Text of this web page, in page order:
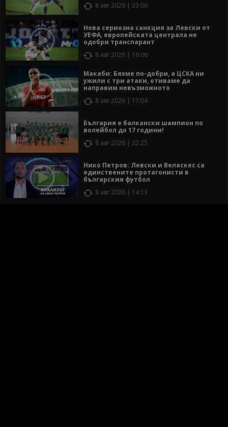
8 авг 2026 | 23:06
Нова сериозна санкция за Левски от
УЕФА, европейската централа не
одобри транспарант
8 авг 2026 | 16:06
Макаби: Бяхме по-добри, а ЦСКА ни
ужили с три атаки, отиваме да
направим невъзможното
8 авг 2026 | 17:04
България е балкански шампион по
волейбол до 17 години!
8 авг 2026 | 22:25
Нико Петров: Левски и Веласкес са
единствените протагонисти в
българския футбол
8 авг 2026 | 14:13